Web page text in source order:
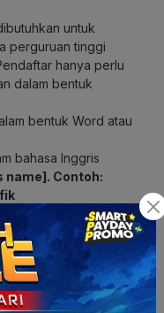
untuk
perguruan tinggi
hanya perlu
dalam bentuk
bentuk Word atau
bahasa Inggris
name]. Contoh:
maksimal 20MB.
menggunakan format
ke
[nama